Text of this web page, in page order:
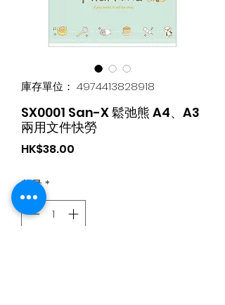
庫存單位： 4974413828918
SX0001 San-X 鬆弛熊 A4、A3
兩用文件快勞
HK$38.00
數量*